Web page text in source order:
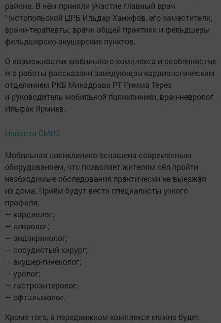
района. В нём приняли участие главный врач
Чистопольской ЦРБ Ильдар Ханифов, его заместители,
врачи-терапевты, врачи общей практики и фельдшеры
фельдшерско-акушерских пунктов.
О возможностях мобильного комплекса и особенностях
его работы рассказали заведующая кардиологическим
отделением РКБ Минздрава РТ Римма Терех
и руководитель мобильной поликлиники, врач-невролог
Ильфак Ярмиев.
Новости СМИ2
Мобильная поликлиника оснащена современным
оборудованием, что позволяет жителям сёл пройти
необходимые обследования практически не выезжая
из дома. Приём будут вести специалисты узкого
профиля:
— кардиолог;
— невролог;
— эндокринолог;
— сосудистый хирург;
— акушер-гинеколог;
— уролог;
— гастроэнтеролог;
— офтальмолог.
Кроме того, в передвижном комплексе можно будет